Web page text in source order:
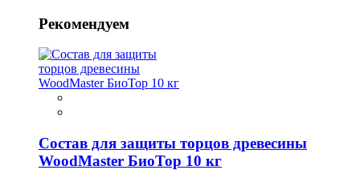
Рекомендуем
Состав для защиты торцов древесины
WoodMaster БиоТор 10 кг